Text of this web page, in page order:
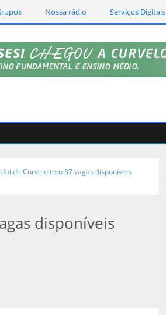
Nossa rádio Serviços Digitais
de Curvelo tem 37 vagas disponíveis
disponíveis